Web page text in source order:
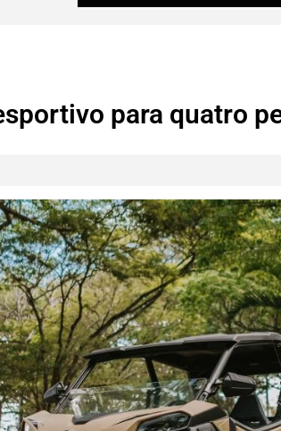
para quatro